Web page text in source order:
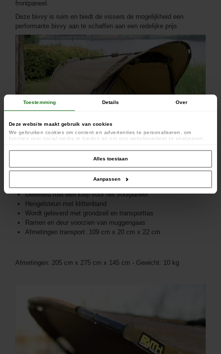
Toestemming Details Over
Deze website maakt gebruik van cookies
We gebruiken cookies om content en advertenties te personaliseren, om
functies voor social media te bieden en om ons websiteverkeer te analyseren.
social media, adverteren en analyse. Deze partners kunnen deze gegevens
combineren met andere informatie die u aan ze heeft verstrekt of die ze hebben
verzameld op basis van uw gebruik van hun services.
Alles toestaan
Aanpassen
frontpaneel.
Deze bivvy is ruim en biedt de vissers de mogelijkheid een
performante bivvy aan te schaffen aan een redelijke prijs.
Geleverd met een klep voor het voorpaneel
Hengelsteun met klittenband
Wordt geleverd met grondzeil en transporttas
Ramen en deur voorzien van muggengaas
Afmetingen transport: 109 cm x 20 cm x 22 cm
Afmetingen: 205 cm x 275 cm x 145 cm - Gewicht: 10 kg